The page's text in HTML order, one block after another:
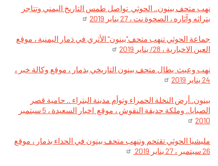
نهب متحف بينون.. الحوثي تواصل طمس التاريخ اليمني وتتاجر
بتراثه وآثاره ، الصحوة نت ، 27 يناير 2019
جماعة الحوثي تنهب متحف"بينون" الأثري في ذمار اليمنية ، موقع
العين الاخبارية ، 28/ يناير 2019
نهب وعبث يطال متحف بينون التاريخي بذمار ، موقع وكالة خبر ،
24 يناير 2019
بينون..أرض النخلة الحمراء وتوأم مدينة البتراء .. حامية قصر
الصبايا.. وملكة حديقة النقوش ، موقع اخبار السعيدة ، 5 سبتمبر
2010
مليشيا الحوثي تقتحم وتنهب متحف بينون في الحداء بذمار ، موقع
26 سبتمبر ، 27 يناير 2019